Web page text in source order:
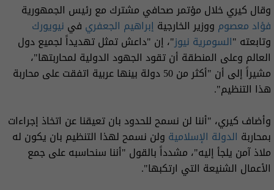
وقال كيري خلال مؤتمر صحافي مشترك مع رئيس الجمهورية
فؤاد معصوم ووزير الخارجية إبراهيم الجعفري في نيويورك
وتابعته "السومرية نيوز"، إن "داعش تمثل تهديداً لجميع دول
العالم وعلى المنطقة أن تقود الجهود الدولية لمحاربتها"،
مشيراً إلى أن "أكثر من 50 دولة بينها عربية اتفقت على محاربة
هذا التنظيم".
وأضاف كيري، "أننا لن نسمح للحدود بان تعيقنا عن اتخاذ إجراءات
بمحاربة الدولة الإسلامية ولن نسمح لهذا التنظيم بان يكون له
ملاذ آمن يلجأ إليه"، مشدداً بالقول "أننا سنحاسبه على جمع
الأعمال الشنيعة التي ارتكبها".